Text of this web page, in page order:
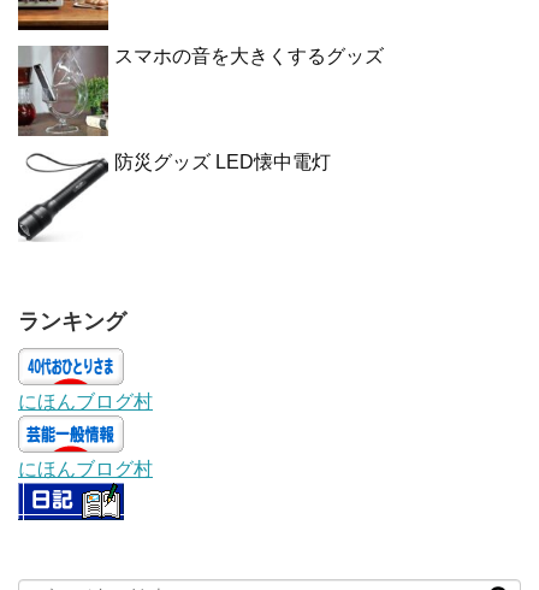
スマホの音を大きくするグッズ
防災グッズ LED懐中電灯
ランキング
にほんブログ村
にほんブログ村